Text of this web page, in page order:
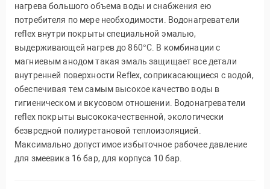
нагрева большого объема воды и снабжения ею
потребителя по мере необходимости. Водонагреватели
reflex внутри покрыты специальной эмалью,
выдерживающей нагрев до 860°С. В комбинации с
магниевым анодом такая эмаль защищает все детали
внутренней поверхности Reflex, соприкасающиеся с водой,
обеспечивая тем самым высокое качество воды в
гигиеническом и вкусовом отношении. Водонагреватели
reflex покрыты высококачественной, экологически
безвредной полиуретановой теплоизоляцией.
Максимально допустимое избыточное рабочее давление
для змеевика 16 бар, для корпуса 10 бар.